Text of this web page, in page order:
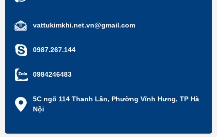
vattukimkhi.net.vn@gmail.com
0987.267.144
0984246483
5C ngõ 114 Thanh Lân, Phường Vĩnh Hưng, TP Hà
Nội